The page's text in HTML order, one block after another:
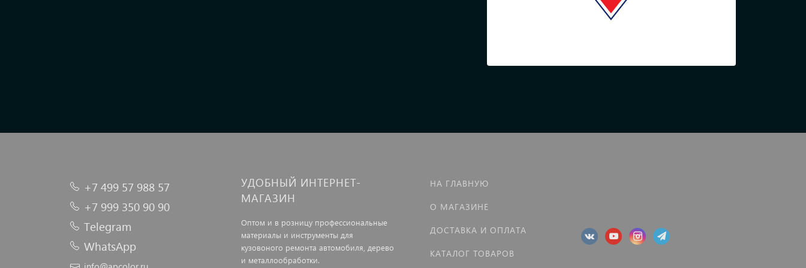
+7 499 57 988 57
+7 999 350 90 90
Telegram
WhatsApp
УДОБНЫЙ ИНТЕРНЕТ-
МАГАЗИН
Оптом и в розницу профессиональные
материалы и инструменты для
кузовоного ремонта автомобиля, дерево
и металлообработки.
НА ГЛАВНУЮ
О МАГАЗИНЕ
ДОСТАВКА И ОПЛАТА
КАТАЛОГ ТОВАРОВ